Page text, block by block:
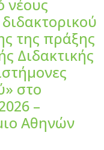
νέους
της πράξης
Διδακτικής
στο
–
Αθηνών